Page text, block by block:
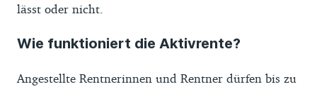
lässt oder nicht.
Wie funktioniert die Aktivrente?
Angestellte Rentnerinnen und Rentner dürfen bis zu